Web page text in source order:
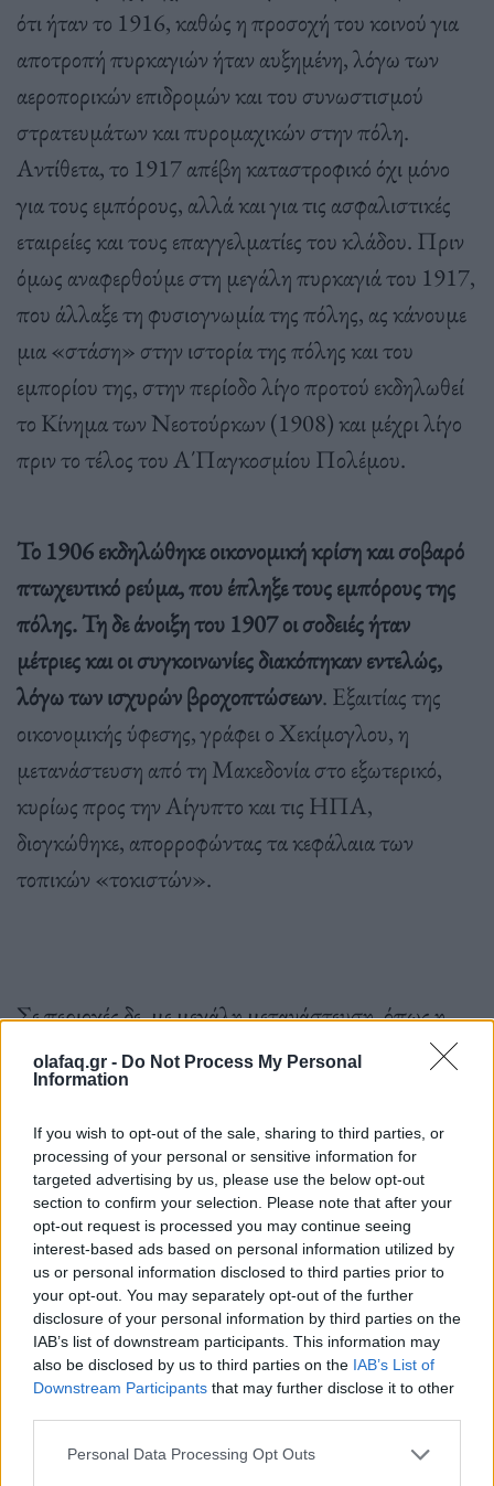
olafaq.gr - Do Not Process My Personal
Information
If you wish to opt-out of the sale, sharing to third parties, or
processing of your personal or sensitive information for
targeted advertising by us, please use the below opt-out
section to confirm your selection. Please note that after your
opt-out request is processed you may continue seeing
interest-based ads based on personal information utilized by
us or personal information disclosed to third parties prior to
your opt-out. You may separately opt-out of the further
disclosure of your personal information by third parties on the
IAB’s list of downstream participants. This information may
also be disclosed by us to third parties on the IAB’s List of
Downstream Participants that may further disclose it to other
Personal Data Processing Opt Outs
ότι ήταν το 1916, καθώς η προσοχή του κοινού για
αποτροπή πυρκαγιών ήταν αυξημένη, λόγω των
αεροπορικών επιδρομών και του συνωστισμού
στρατευμάτων και πυρομαχικών στην πόλη.
Αντίθετα, το 1917 απέβη καταστροφικό όχι μόνο
για τους εμπόρους, αλλά και για τις ασφαλιστικές
εταιρείες και τους επαγγελματίες του κλάδου. Πριν
όμως αναφερθούμε στη μεγάλη πυρκαγιά του 1917,
που άλλαξε τη φυσιογνωμία της πόλης, ας κάνουμε
μια «στάση» στην ιστορία της πόλης και του
εμπορίου της, στην περίοδο λίγο προτού εκδηλωθεί
το Κίνημα των Νεοτούρκων (1908) και μέχρι λίγο
πριν το τέλος του Α΄Παγκοσμίου Πολέμου.
Το 1906 εκδηλώθηκε οικονομική κρίση και σοβαρό
πτωχευτικό ρεύμα, που έπληξε τους εμπόρους της
πόλης. Τη δε άνοιξη του 1907 οι σοδειές ήταν
μέτριες και οι συγκοινωνίες διακόπηκαν εντελώς,
λόγω των ισχυρών βροχοπτώσεων. Εξαιτίας της
οικονομικής ύφεσης, γράφει ο Χεκίμογλου, η
μετανάστευση από τη Μακεδονία στο εξωτερικό,
κυρίως προς την Αίγυπτο και τις ΗΠΑ,
διογκώθηκε, απορροφώντας τα κεφάλαια των
τοπικών «τοκιστών».
Σε περιοχές δε, με μεγάλη μετανάστευση, όπως η
Κορυτσά και η Φλώρινα, η χρηματοδότηση των
μεταναστών και οι κερδοσκοπικές προμήθειες στις
επιταγές συναλλάγματος που έστελναν οι
μετανάστες, απορρόφησαν όλα τα διαθέσιμα
κεφάλαια. Η μείωση των τραπεζικών πιστώσεων
προκάλεσε περαιτέρω ύφεση στην αγορά της
Θεσσαλονίκης.